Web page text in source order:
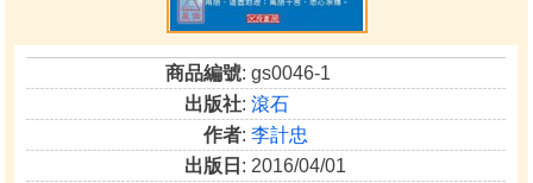
商品編號: gs0046-1
出版社:滾石
作者:李計忠
出版日 : 2016/04/01